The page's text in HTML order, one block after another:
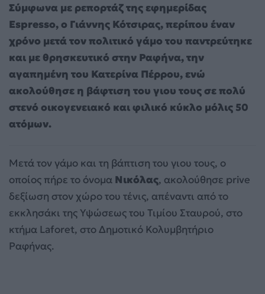
Σύμφωνα με ρεπορτάζ της εφημερίδας
Espresso, o Γιάννης Κότσιρας, περίπου έναν
χρόνο μετά τον πολιτικό γάμο του παντρεύτηκε
και με θρησκευτικό στην Ραφήνα, την
αγαπημένη του Κατερίνα Πέρρου, ενώ
ακολούθησε η βάφτιση του γιου τους σε πολύ
στενό οικογενειακό και φιλικό κύκλο μόλις 50
ατόμων.
Μετά τον γάμο και τη βάπτιση του γιου τους, ο
οποίος πήρε το όνομα Νικόλας, ακολούθησε prive
δεξίωση στον χώρο του τένις, απέναντι από το
εκκλησάκι της Υψώσεως του Τιμίου Σταυρού, στο
κτήμα Laforet, στο Δημοτικό Κολυμβητήριο
Ραφήνας.